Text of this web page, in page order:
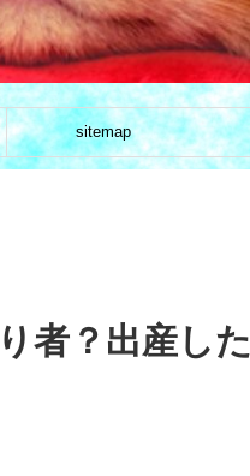
sitemap
者？出産した